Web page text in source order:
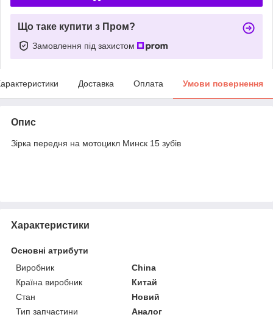
Що таке купити з Пром?
Замовлення під захистом
Доставка Оплата Умови повернення
Опис
Зірка передня на мотоцикл Минск 15 зубів
Характеристики
Основні атрибути
Виробник
China
Країна виробник
Китай
Стан
Новий
Тип запчастини
Аналог